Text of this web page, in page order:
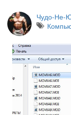
Чудо-Не-